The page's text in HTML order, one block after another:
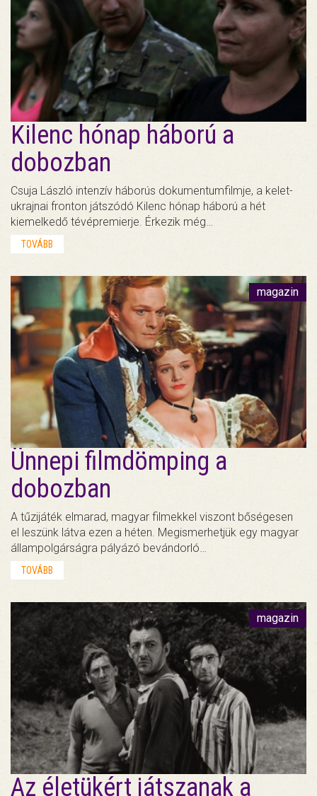
Kilenc hónap háború a
dobozban
Csuja László intenzív háborús dokumentumfilmje, a kelet-
ukrajnai fronton játszódó Kilenc hónap háború a hét
kiemelkedő tévépremierje. Érkezik még…
TOVÁBB
magazin
Ünnepi filmdömping a
dobozban
A tűzijáték elmarad, magyar filmekkel viszont bőségesen
el leszünk látva ezen a héten. Megismerhetjük egy magyar
állampolgárságra pályázó bevándorló…
TOVÁBB
magazin
Az életükért játszanak a